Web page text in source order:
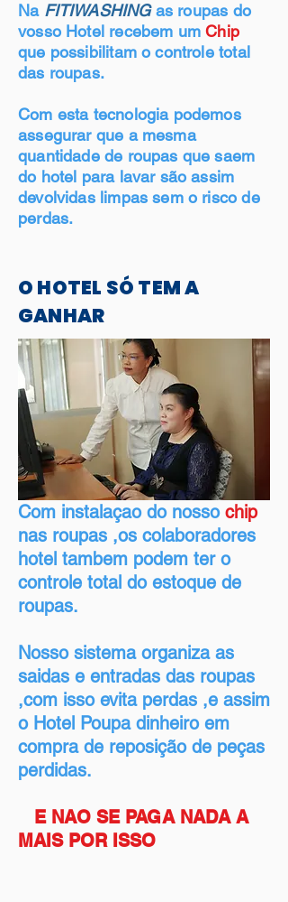
Na FITIWASHING as roupas do
vosso Hotel recebem umChip
que possibilitam o controle total
das roupas.
Com esta tecnologia podemos
assegurar que a mesma
quantidade de roupas que saem
do hotel para lavar são assim
devolvidas limpas sem o risco de
perdas.
O HOTEL SÓ TEM A
GANHAR
Com instalaçao do nosso chip
nas roupas ,os colaboradores
hotel tambem podem ter o
controle total do estoque de
roupas.
Nosso sistema organiza as
saidas e entradas das roupas
,com isso evita perdas ,e assim
o Hotel Poupa dinheiro em
compra de reposição de peças
perdidas.
E NAO SE PAGA NADA A
MAIS POR ISSO